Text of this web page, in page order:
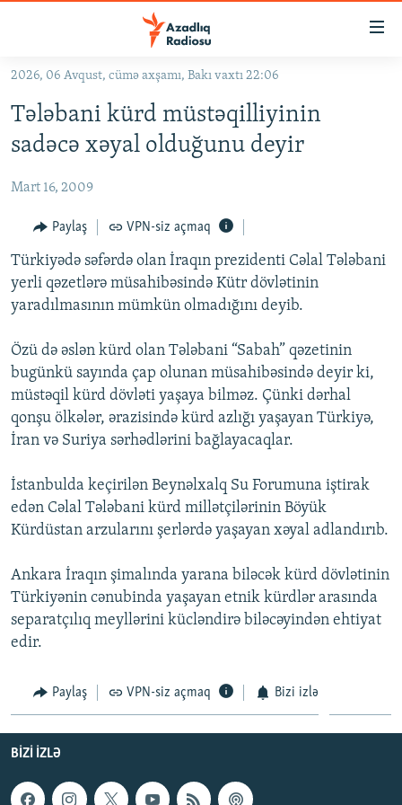
Əsas
qayıt
Əsas
qayıt
KORRUPSIOMETR
#ƏSLINDƏ
FƏRQƏ BAX
QANUNI DOĞRU
ARAŞDIRMA
VIDEO
FOTOQALEREYA
İNFOQRAFIKA
KARIKATURA
RADIO ARXIV
OXU ZALI
AZƏRBAYCAN ƏDƏBIYYATI KITABXANASI
İSLAM VƏ DEMOKRATIYA
İZ - MƏDƏNIYYƏT PROQRAMI
HAQQIMIZDA
MISSIYAMIZ
PEŞƏ ETIKASI VƏ JURNALISTIKA STANDARTLARIMIZ
MATERIALLARIMIZDAN ISTIFADƏ
AZADLIQRADIOSU MOBIL TELEFONUNUZDA
XƏBƏR BÜLLETENLƏRIMIZ
BIZI IZLƏ
RFE/RL-in bütün saytları
2026, 06 Avqust, cümə axşamı, Bakı vaxtı 22:06
Tələbani kürd müstəqilliyinin
sadəcə xəyal olduğunu deyir
Mart 16, 2009
Paylaş VPN-siz açmaq
Türkiyədə səfərdə olan İraqın prezidenti Cəlal Tələbani
yerli qəzetlərə müsahibəsində Kütr dövlətinin
yaradılmasının mümkün olmadığını deyib.
Özü də əslən kürd olan Tələbani “Sabah” qəzetinin
bugünkü sayında çap olunan müsahibəsində deyir ki,
müstəqil kürd dövləti yaşaya bilməz. Çünki dərhal
qonşu ölkələr, ərazisində kürd azlığı yaşayan Türkiyə,
İran və Suriya sərhədlərini bağlayacaqlar.
İstanbulda keçirilən Beynəlxalq Su Forumuna iştirak
edən Cəlal Tələbani kürd millətçilərinin Böyük
Kürdüstan arzularını şerlərdə yaşayan xəyal adlandırıb.
Ankara İraqın şimalında yarana biləcək kürd dövlətinin
Türkiyənin cənubinda yaşayan etnik kürdlər arasında
separatçılıq meyllərini kücləndirə biləcəyindən ehtiyat
edir.
Paylaş VPN-siz açmaq Bizi izlə
BIZI IZLƏ